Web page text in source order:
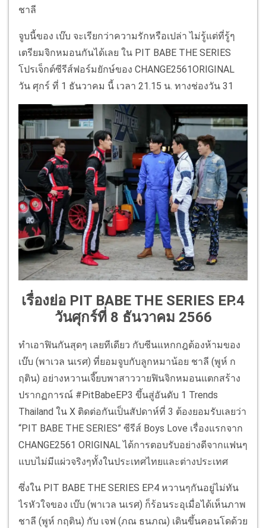
ชาลี
จูบนี้ของ เบ๊บ จะเรียกว่าความรักหรือเปล่า ไม่รู้แต่ที่รู้ๆ
เตรียมจิกหมอนกันได้เลย ใน PIT BABE THE SERIES
โปรเจ็กต์ซีรีส์ฟอร์มยักษ์ของ CHANGE2561ORIGINAL
วัน ศุกร์ ที่ 1 ธันวาคม นี้ เวลา 21.15 น. ทางช่องวัน 31
เรื่องย่อ PIT BABE THE SERIES EP.4
วันศุกร์ที่ 8 ธันวาคม 2566
ทำเอาฟินกันสุดๆ เลยทีเดียว กับซีนแหกกฎต้องห้ามของ
เบ๊บ (พาเวล นเรศ) ที่ยอมจูบกับลูกหมาน้อย ชาลี (พูห์ ก
ฤติน) อย่างหวานเจี๊ยบพาสาววายฟินจิกหมอนแตกสร้าง
ปรากฏการณ์ #PitBabeEP3 ขึ้นสู่อันดับ 1 Trends
Thailand ใน X ติดต่อกันเป็นสัปดาห์ที่ 3 ต้องยอมรับเลยว่า
“PIT BABE THE SERIES” ซีรีส์ Boys Love เรื่องแรกจาก
CHANGE2561 ORIGINAL ได้การตอบรับอย่างดีจากแฟนๆ
แบบไม่มีแผ่วจริงๆทั้งในประเทศไทยและต่างประเทศ
ซึ่งใน PIT BABE THE SERIES EP.4 หวานๆกันอยู่ไม่ทัน
ไรหัวใจของ เบ๊บ (พาเวล นเรศ) ก็ร้อนระอุเมื่อได้เห็นภาพ
ชาลี (พูห์ กฤติน) กับ เจฟ (ภณ ธนภณ) เดินขึ้นคอนโดด้วย